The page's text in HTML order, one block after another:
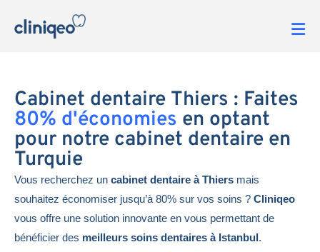
Cabinet dentaire Thiers : Faites
80% d'économies en optant
pour notre cabinet dentaire en
Turquie
Vous recherchez un cabinet dentaire à Thiers mais
souhaitez économiser jusqu’à 80% sur vos soins ? Cliniqeo
vous offre une solution innovante en vous permettant de
bénéficier des meilleurs soins dentaires à Istanbul.